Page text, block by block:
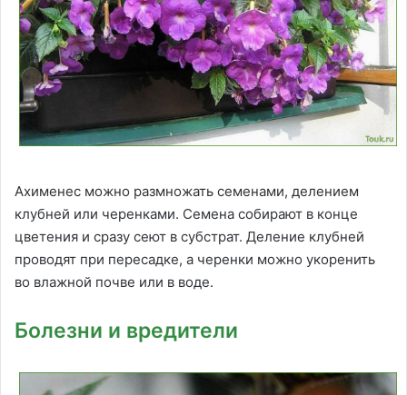
Ахименес можно размножать семенами, делением
клубней или черенками. Семена собирают в конце
цветения и сразу сеют в субстрат. Деление клубней
проводят при пересадке, а черенки можно укоренить
во влажной почве или в воде.
Болезни и вредители